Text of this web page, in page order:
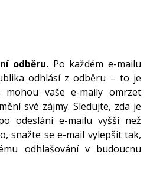
odběru. Po každém e-mailu
odhlásí z odběru – to je
mohou vaše e-maily omrzet
své zájmy. Sledujte, zda je
odeslání e-mailu vyšší než
snažte se e-mail vylepšit tak,
odhlašování v budoucnu